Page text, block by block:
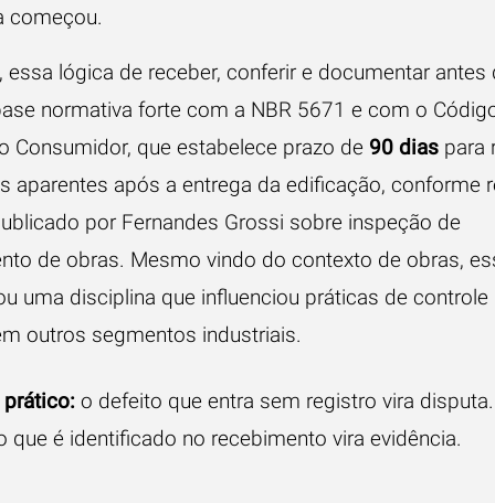
começou.
essa lógica de receber, conferir e documentar antes
normativa forte com a NBR 5671 e com o
Consumidor, que estabelece prazo de 90 dias para
aparentes após a entrega da edificação, conforme
por Fernandes Grossi sobre inspeção de
de obras. Mesmo vindo do contexto de obras,
uma disciplina que influenciou práticas de controle
outros segmentos industriais.
o defeito que entra sem registro vira
que é identificado no recebimento vira evidência.